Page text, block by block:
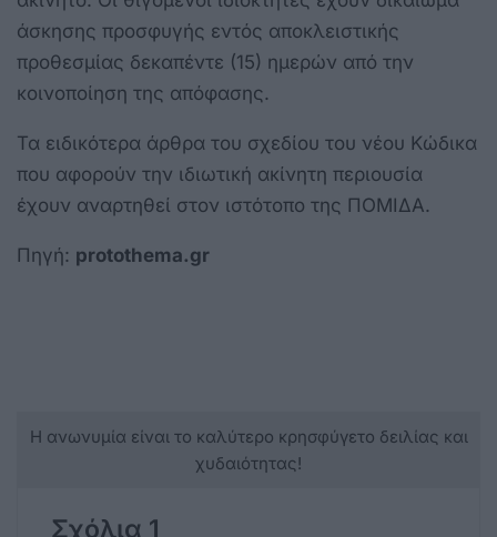
άσκησης προσφυγής εντός αποκλειστικής
προθεσμίας δεκαπέντε (15) ημερών από την
κοινοποίηση της απόφασης.
Τα ειδικότερα άρθρα του σχεδίου του νέου Κώδικα
που αφορούν την ιδιωτική ακίνητη περιουσία
έχουν αναρτηθεί στον ιστότοπο της ΠΟΜΙΔΑ.
Πηγή: protothema.gr
Η ανωνυμία είναι το καλύτερο κρησφύγετο δειλίας και
χυδαιότητας!
Σχόλια 1